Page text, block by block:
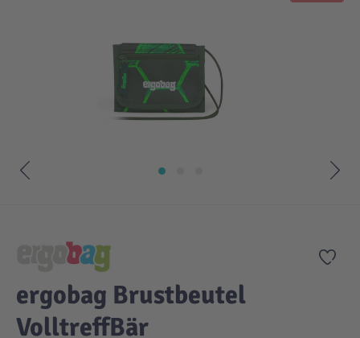
Zur
ergobag Brustbeutel
VolltreffBär